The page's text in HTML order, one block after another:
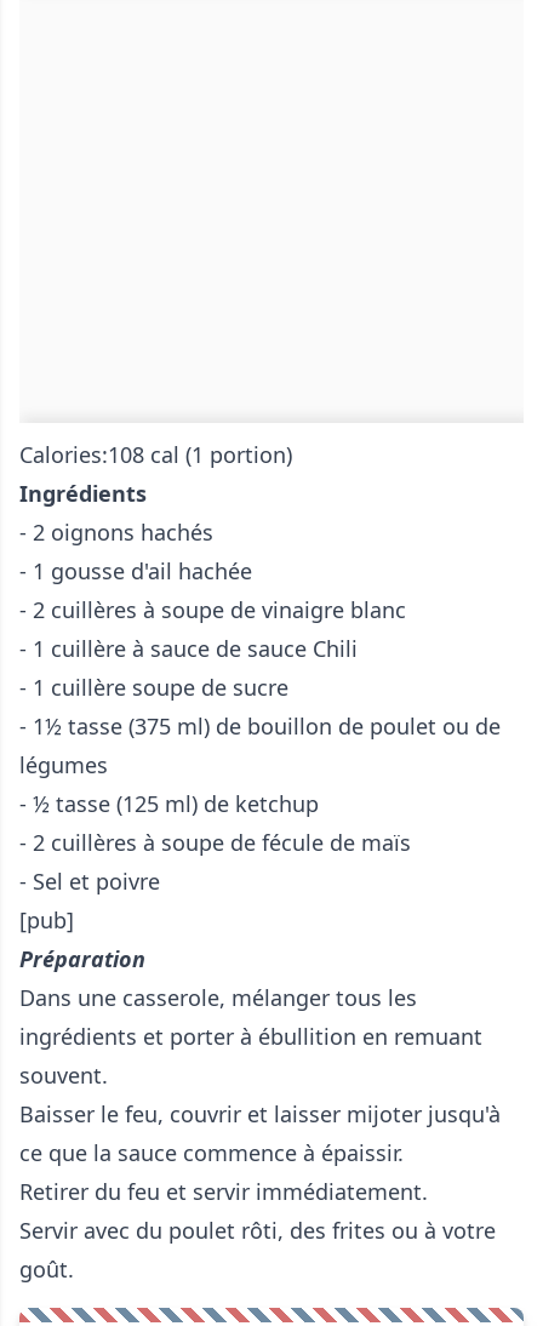
Calories:108 cal (1 portion)
Ingrédients
- 2 oignons hachés
- 1 gousse d'ail hachée
- 2 cuillères à soupe de vinaigre blanc
- 1 cuillère à sauce de sauce Chili
- 1 cuillère soupe de sucre
- 1½ tasse (375 ml) de bouillon de poulet ou de
légumes
- ½ tasse (125 ml) de ketchup
- 2 cuillères à soupe de fécule de maïs
- Sel et poivre
[pub]
Préparation
Dans une casserole, mélanger tous les
ingrédients et porter à ébullition en remuant
souvent.
Baisser le feu, couvrir et laisser mijoter jusqu'à
ce que la sauce commence à épaissir.
Retirer du feu et servir immédiatement.
Servir avec du poulet rôti, des frites ou à votre
goût.